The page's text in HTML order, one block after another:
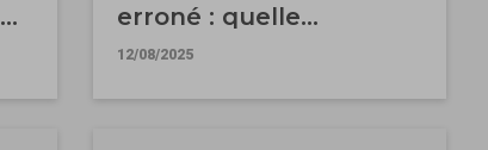
erroné : quelle
responsabilité pour le
12/08/2025